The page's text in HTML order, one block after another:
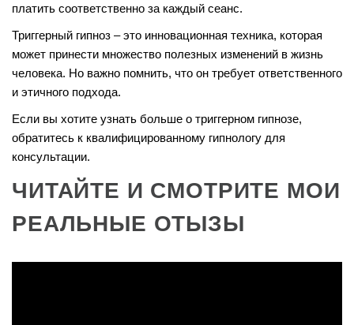
платить соответственно за каждый сеанс.
Триггерный гипноз – это инновационная техника, которая
может принести множество полезных изменений в жизнь
человека. Но важно помнить, что он требует ответственного
и этичного подхода.
Если вы хотите узнать больше о триггерном гипнозе,
обратитесь к квалифицированному гипнологу для
консультации.
ЧИТАЙТЕ И СМОТРИТЕ МОИ
РЕАЛЬНЫЕ ОТЫЗЫ